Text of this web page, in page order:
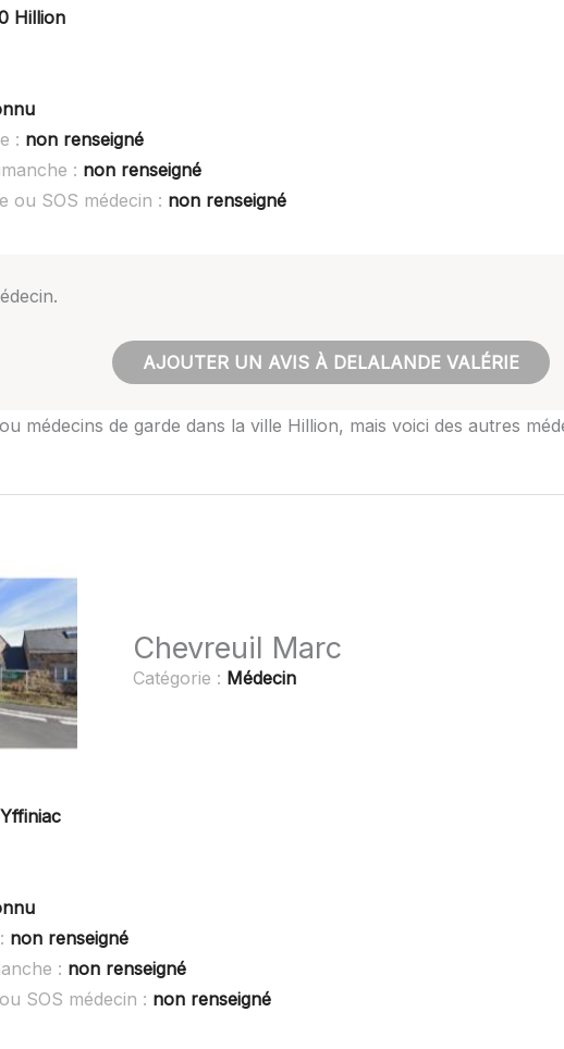
Hillion
: non renseigné
: non renseigné
ou SOS médecin : non renseigné
AJOUTER UN AVIS À DELALANDE VALÉRIE
médecins de garde dans la ville Hillion, mais voici des autres
Chevreuil Marc
Catégorie : Médecin
non renseigné
: non renseigné
SOS médecin : non renseigné